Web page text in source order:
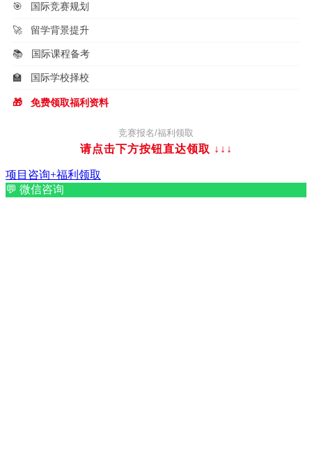
🎯 国际竞赛规划
🚀 留学背景提升
📚 国际课程备考
🏫 国际学校择校
🎁 免费领取福利资料
竞赛报名/福利领取
请点击下方按钮直达领取 ↓↓↓
项目咨询+福利领取
💬 微信咨询